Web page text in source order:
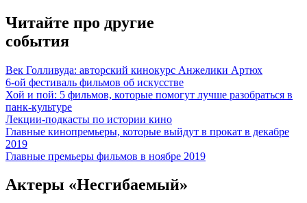
Читайте про другие
события
Век Голливуда: авторский кинокурс Анжелики Артюх
6-ой фестиваль фильмов об искусстве
Хой и пой: 5 фильмов, которые помогут лучше разобраться в
панк-культуре
Лекции-подкасты по истории кино
Главные кинопремьеры, которые выйдут в прокат в декабре
2019
Главные премьеры фильмов в ноябре 2019
Актеры «Несгибаемый»